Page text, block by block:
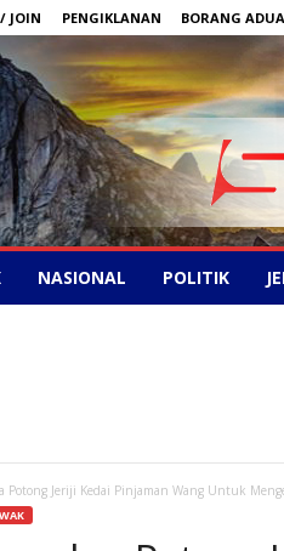
JOIN PENGIKLANAN BORANG
NASIONAL POLITIK
Potong Jeriji Kedai Pinjaman Wang Untuk